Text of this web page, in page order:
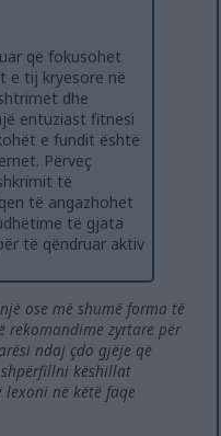
që fokusohet
e tij kryesore në
dhe
entuziast fitnesi
e fundit është
Përveç
të
të angazhohet
të gjata
të qëndruar aktiv
ose më shumë forma të
rekomandime zyrtare për
ndaj çdo gjëje që
këshillat
në këtë faqe